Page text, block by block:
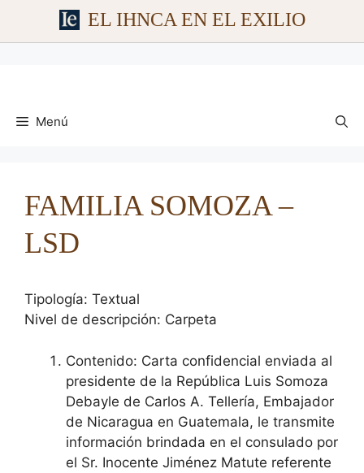
EL IHNCA EN EL EXILIO
contenido
Menú
FAMILIA SOMOZA –
LSD
Tipología: Textual
Nivel de descripción: Carpeta
Contenido: Carta confidencial enviada al
presidente de la República Luis Somoza
Debayle de Carlos A. Tellería, Embajador
de Nicaragua en Guatemala, le transmite
información brindada en el consulado por
el Sr. Inocente Jiménez Matute referente